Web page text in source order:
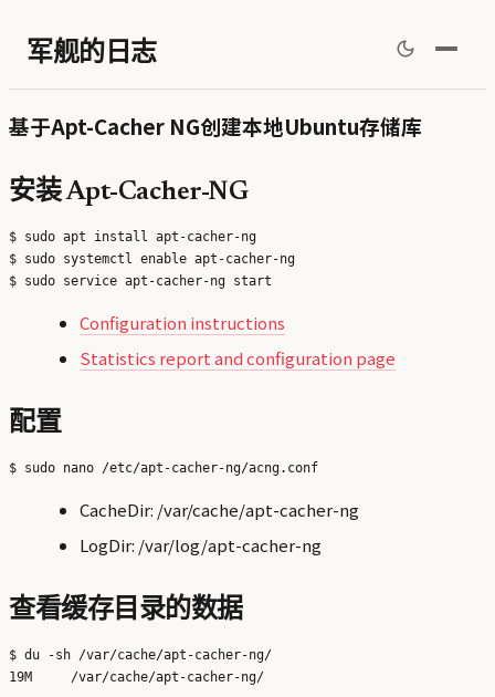
军舰的日志
基于Apt-Cacher NG创建本地Ubuntu存储库
安装 Apt-Cacher-NG
$ sudo apt install apt-cacher-ng
$ sudo systemctl enable apt-cacher-ng
Configuration instructions
Statistics report and configuration page
配置
CacheDir: /var/cache/apt-cacher-ng
LogDir: /var/log/apt-cacher-ng
查看缓存目录的数据
$ du -sh /var/cache/apt-cacher-ng/